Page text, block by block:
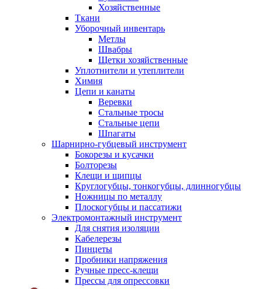
Хозяйственные
Ткани
Уборочный инвентарь
Метлы
Швабры
Щетки хозяйственные
Уплотнители и утеплители
Химия
Цепи и канаты
Веревки
Стальные тросы
Стальные цепи
Шпагаты
Шарнирно-губцевый инструмент
Бокорезы и кусачки
Болторезы
Клещи и щипцы
Круглогубцы, тонкогубцы, длинногубцы
Ножницы по металлу
Плоскогубцы и пассатижи
Электромонтажный инструмент
Для снятия изоляции
Кабелерезы
Пинцеты
Пробники напряжения
Ручные пресс-клещи
Прессы для опрессовки